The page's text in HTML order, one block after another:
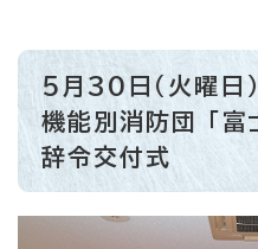
5月30日（火曜日）
機能別消防団 「富
辞令交付式